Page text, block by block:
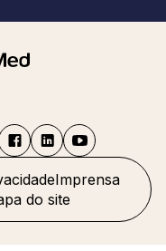
Imprensa
do site